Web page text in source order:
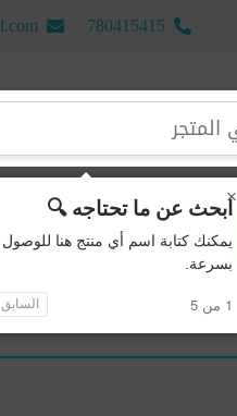
780415415
منتجات
×ابحث عن ما تحتاجه 🔍
يمكنك كتابة اسم أي منتج هنا للوصول
بسرعة.
1 من 5 السابق